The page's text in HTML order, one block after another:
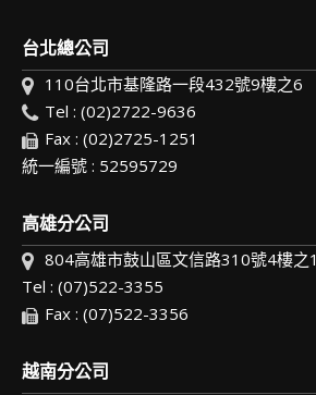
台北總公司
110台北市基隆路一段432號9樓之6
Tel : (02)2722-9636
Fax : (02)2725-1251
統一編號 : 52595729
高雄分公司
804高雄市鼓山區文信路310號4樓之1
Tel : (07)522-3355
Fax : (07)522-3356
越南分公司